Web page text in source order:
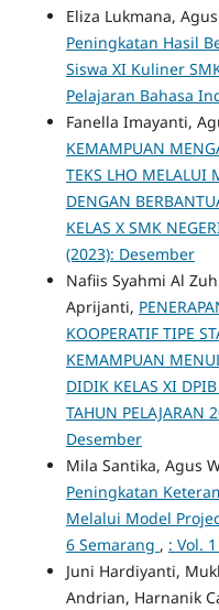
Eliza Lukmana,
Peningkatan Hasil
Siswa XI Kuliner
Pelajaran Bahasa
Fanella Imayanti,
KEMAMPUAN
TEKS LHO MELALUI
DENGAN
KELAS X SMK
(2023): Desember
Nafiis Syahmi Al
Aprijanti,
KOOPERATIF TIPE
KEMAMPUAN
DIDIK KELAS XI
TAHUN PELAJARAN
Desember
Mila Santika, Agus
Peningkatan
Melalui Model
6 Semarang , : Vol.
Juni Hardiyanti,
Andrian, Harnanik